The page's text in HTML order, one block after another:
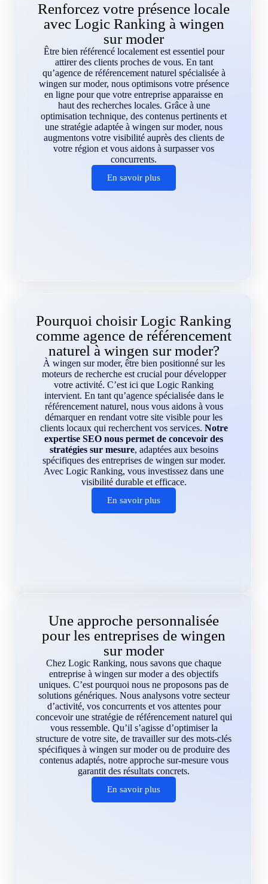
Renforcez votre présence locale
avec Logic Ranking à wingen
sur moder
Être bien référencé localement est essentiel pour
attirer des clients proches de vous. En tant
qu’agence de référencement naturel spécialisée à
wingen sur moder, nous optimisons votre présence
en ligne pour que votre entreprise apparaisse en
haut des recherches locales. Grâce à une
optimisation technique, des contenus pertinents et
une stratégie adaptée à wingen sur moder, nous
augmentons votre visibilité auprès des clients de
votre région et vous aidons à surpasser vos
concurrents.
En savoir plus
Pourquoi choisir Logic Ranking
comme agence de référencement
naturel à wingen sur moder?
À wingen sur moder, être bien positionné sur les
moteurs de recherche est crucial pour développer
votre activité. C’est ici que Logic Ranking
intervient. En tant qu’agence spécialisée dans le
référencement naturel, nous vous aidons à vous
démarquer en rendant votre site visible pour les
clients locaux qui recherchent vos services. Notre
expertise SEO nous permet de concevoir des
stratégies sur mesure, adaptées aux besoins
spécifiques des entreprises de wingen sur moder.
Avec Logic Ranking, vous investissez dans une
visibilité durable et efficace.
En savoir plus
Une approche personnalisée
pour les entreprises de wingen
sur moder
Chez Logic Ranking, nous savons que chaque
entreprise à wingen sur moder a des objectifs
uniques. C’est pourquoi nous ne proposons pas de
solutions génériques. Nous analysons votre secteur
d’activité, vos concurrents et vos attentes pour
concevoir une stratégie de référencement naturel qui
vous ressemble. Qu’il s’agisse d’optimiser la
structure de votre site, de travailler sur des mots-clés
spécifiques à wingen sur moder ou de produire des
contenus adaptés, notre approche sur-mesure vous
garantit des résultats concrets.
En savoir plus